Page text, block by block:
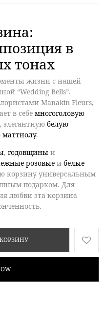
в
тонах
жизни с нашей
“Wedding Bells”.
Manakin Fleurs,
в себе многоголовую
, элегантную белую
.
, годовщины и
розовые и белые
корзину универсальным
подарком. Для
любви эта корзина